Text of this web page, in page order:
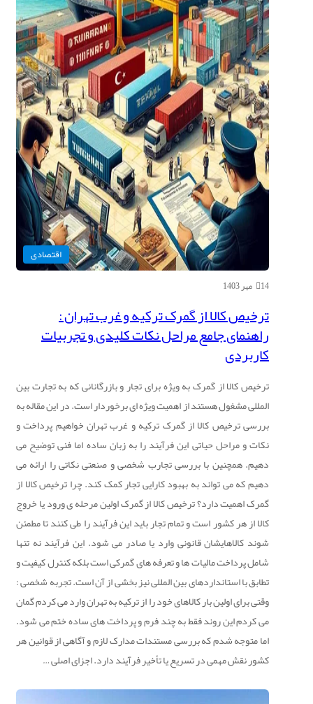
اقتصادی
14 مهر 1403
ترخیص کالا از گمرک ترکیه و غرب تهران :
راهنمای جامع مراحل نکات کلیدی و تجربیات
کاربردی
ترخیص کالا از گمرک به ویژه برای تجار و بازرگانانی که به تجارت بین
المللی مشغول هستند از اهمیت ویژه ای برخوردار است. در این مقاله به
بررسی ترخیص کالا از گمرک ترکیه و غرب تهران خواهیم پرداخت و
نکات و مراحل حیاتی این فرآیند را به زبان ساده اما فنی توضیح می
دهیم. همچنین با بررسی تجارب شخصی و صنعتی نکاتی را ارائه می
دهیم که می تواند به بهبود کارایی تجار کمک کند. چرا ترخیص کالا از
گمرک اهمیت دارد؟ ترخیص کالا از گمرک اولین مرحله ی ورود یا خروج
کالا از هر کشور است و تمام تجار باید این فرآیند را طی کنند تا مطمئن
شوند کالاهایشان قانونی وارد یا صادر می شود. این فرآیند نه تنها
شامل پرداخت مالیات ها و تعرفه های گمرکی است بلکه کنترل کیفیت و
تطابق با استانداردهای بین المللی نیز بخشی از آن است. تجربه شخصی :
وقتی برای اولین بار کالاهای خود را از ترکیه به تهران وارد می کردم گمان
می کردم این روند فقط به چند فرم و پرداخت های ساده ختم می شود.
اما متوجه شدم که بررسی مستندات مدارک لازم و آگاهی از قوانین هر
کشور نقش مهمی در تسریع یا تأخیر فرآیند دارد. اجزای اصلی …